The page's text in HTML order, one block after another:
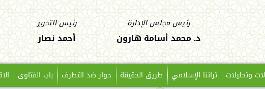
رئيس مجلس الإدارة
د. محمد أسامة هارون
رئيس التحرير
أحمد نصار
وتحليلات تراثنا الإسلامي طريق الحقيقة حوار ضد التطرف باب الفتاوى